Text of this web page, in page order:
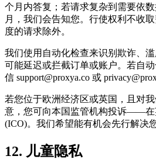
个月内答复；若请求复杂到需要依
月，我们会告知您。行使权利不收
度的请求除外。
我们使用自动化检查来识别欺诈、
可能延迟或拦截订单或账户。若自
信 support@proxya.co 或
若您位于欧洲经济区或英国，且对
意，您可向本国监管机构投诉——在
(ICO)。我们希望能有机会先行解决
12. 儿童隐私